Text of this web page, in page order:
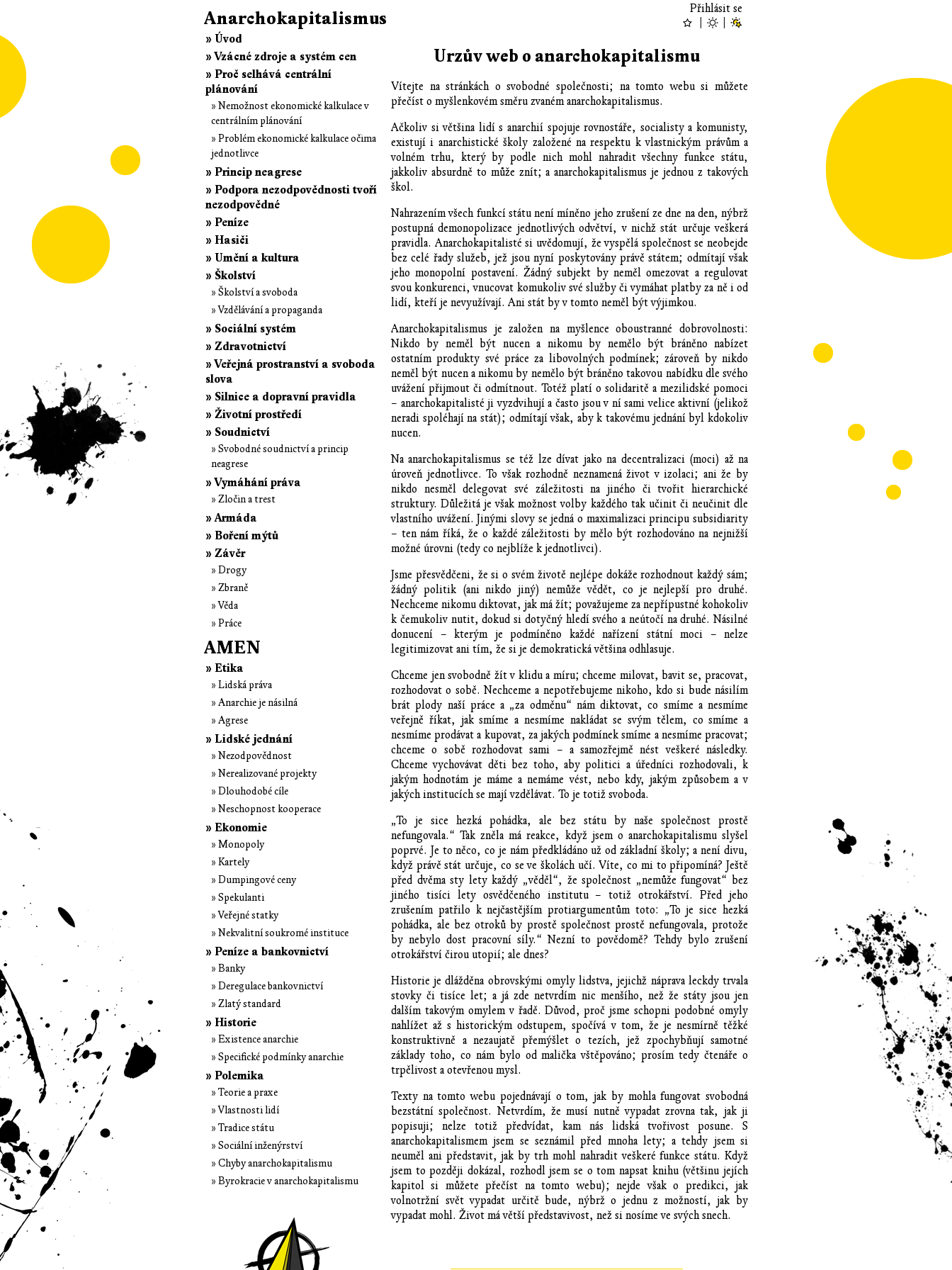
Přihlásit se
Urzův web o anarchokapitalismu
Vítejte na stránkách o svobodné společnosti; na tomto webu si můžete
přečíst o myšlenkovém směru zvaném anarchokapitalismus.
Ačkoliv si většina lidí s anarchií spojuje rovnostáře, socialisty a komunisty,
existují i anarchistické školy založené na respektu k vlastnickým právům a
volném trhu, který by podle nich mohl nahradit všechny funkce státu,
jakkoliv absurdně to může znít; a anarchokapitalismus je jednou z takových
škol.
Nahrazením všech funkcí státu není míněno jeho zrušení ze dne na den, nýbrž
postupná demonopolizace jednotlivých odvětví, v nichž stát určuje veškerá
pravidla. Anarchokapitalisté si uvědomují, že vyspělá společnost se neobejde
bez celé řady služeb, jež jsou nyní poskytovány právě státem; odmítají však
jeho monopolní postavení. Žádný subjekt by neměl omezovat a regulovat
svou konkurenci, vnucovat komukoliv své služby či vymáhat platby za ně i od
lidí, kteří je nevyužívají. Ani stát by v tomto neměl být výjimkou.
Anarchokapitalismus je založen na myšlence oboustranné dobrovolnosti:
Nikdo by neměl být nucen a nikomu by nemělo být bráněno nabízet
ostatním produkty své práce za libovolných podmínek; zároveň by nikdo
neměl být nucen a nikomu by nemělo být bráněno takovou nabídku dle svého
uvážení přijmout či odmítnout. Totéž platí o solidaritě a mezilidské pomoci
– anarchokapitalisté ji vyzdvihují a často jsou v ní sami velice aktivní (jelikož
neradi spoléhají na stát); odmítají však, aby k takovému jednání byl kdokoliv
nucen.
Na anarchokapitalismus se též lze dívat jako na decentralizaci (moci) až na
úroveň jednotlivce. To však rozhodně neznamená život v izolaci; ani že by
nikdo nesměl delegovat své záležitosti na jiného či tvořit hierarchické
struktury. Důležitá je však možnost volby každého tak učinit či neučinit dle
vlastního uvážení. Jinými slovy se jedná o maximalizaci principu subsidiarity
– ten nám říká, že o každé záležitosti by mělo být rozhodováno na nejnižší
možné úrovni (tedy co nejblíže k jednotlivci).
Jsme přesvědčeni, že si o svém životě nejlépe dokáže rozhodnout každý sám;
žádný politik (ani nikdo jiný) nemůže vědět, co je nejlepší pro druhé.
Nechceme nikomu diktovat, jak má žít; považujeme za nepřípustné kohokoliv
k čemukoliv nutit, dokud si dotyčný hledí svého a neútočí na druhé. Násilné
donucení – kterým je podmíněno každé nařízení státní moci – nelze
legitimizovat ani tím, že si je demokratická většina odhlasuje.
Chceme jen svobodně žít v klidu a míru; chceme milovat, bavit se, pracovat,
rozhodovat o sobě. Nechceme a nepotřebujeme nikoho, kdo si bude násilím
brát plody naší práce a „za odměnu“ nám diktovat, co smíme a nesmíme
veřejně říkat, jak smíme a nesmíme nakládat se svým tělem, co smíme a
nesmíme prodávat a kupovat, za jakých podmínek smíme a nesmíme pracovat;
chceme o sobě rozhodovat sami – a samozřejmě nést veškeré následky.
Chceme vychovávat děti bez toho, aby politici a úředníci rozhodovali, k
jakým hodnotám je máme a nemáme vést, nebo kdy, jakým způsobem a v
jakých institucích se mají vzdělávat. To je totiž svoboda.
„To je sice hezká pohádka, ale bez státu by naše společnost prostě
nefungovala.“ Tak zněla má reakce, když jsem o anarchokapitalismu slyšel
poprvé. Je to něco, co je nám předkládáno už od základní školy; a není divu,
když právě stát určuje, co se ve školách učí. Víte, co mi to připomíná? Ještě
před dvěma sty lety každý „věděl“, že společnost „nemůže fungovat“ bez
jiného tisíci lety osvědčeného institutu – totiž otrokářství. Před jeho
zrušením patřilo k nejčastějším protiargumentům toto: „To je sice hezká
pohádka, ale bez otroků by prostě společnost prostě nefungovala, protože
by nebylo dost pracovní síly.“ Nezní to povědomě? Tehdy bylo zrušení
otrokářství čirou utopií; ale dnes?
Historie je dlážděna obrovskými omyly lidstva, jejichž náprava leckdy trvala
stovky či tisíce let; a já zde netvrdím nic menšího, než že státy jsou jen
dalším takovým omylem v řadě. Důvod, proč jsme schopni podobné omyly
nahlížet až s historickým odstupem, spočívá v tom, že je nesmírně těžké
konstruktivně a nezaujatě přemýšlet o tezích, jež zpochybňují samotné
základy toho, co nám bylo od malička vštěpováno; prosím tedy čtenáře o
trpělivost a otevřenou mysl.
Texty na tomto webu pojednávají o tom, jak by mohla fungovat svobodná
bezstátní společnost. Netvrdím, že musí nutně vypadat zrovna tak, jak ji
popisuji; nelze totiž předvídat, kam nás lidská tvořivost posune. S
anarchokapitalismem jsem se seznámil před mnoha lety; a tehdy jsem si
neuměl ani představit, jak by trh mohl nahradit veškeré funkce státu. Když
jsem to později dokázal, rozhodl jsem se o tom napsat knihu (většinu jejích
kapitol si můžete přečíst na tomto webu); nejde však o predikci, jak
volnotržní svět vypadat určitě bude, nýbrž o jednu z možností, jak by
vypadat mohl. Život má větší představivost, než si nosíme ve svých snech.
Anarchokapitalismus
» Úvod
» Vzácné zdroje a systém cen
» Proč selhává centrální
plánování
» Nemožnost ekonomické kalkulace v
centrálním plánování
» Problém ekonomické kalkulace očima
jednotlivce
» Princip neagrese
» Podpora nezodpovědnosti tvoří
nezodpovědné
» Peníze
» Hasiči
» Umění a kultura
» Školství
» Školství a svoboda
» Vzdělávání a propaganda
» Sociální systém
» Zdravotnictví
» Veřejná prostranství a svoboda
slova
» Silnice a dopravní pravidla
» Životní prostředí
» Soudnictví
» Svobodné soudnictví a princip
neagrese
» Vymáhání práva
» Zločin a trest
» Armáda
» Boření mýtů
» Závěr
» Drogy
» Zbraně
» Věda
» Práce
AMEN
» Etika
» Lidská práva
» Anarchie je násilná
» Agrese
» Lidské jednání
» Nezodpovědnost
» Nerealizované projekty
» Dlouhodobé cíle
» Neschopnost kooperace
» Ekonomie
» Monopoly
» Kartely
» Dumpingové ceny
» Spekulanti
» Veřejné statky
» Nekvalitní soukromé instituce
» Peníze a bankovnictví
» Banky
» Deregulace bankovnictví
» Zlatý standard
» Historie
» Existence anarchie
» Specifické podmínky anarchie
» Polemika
» Teorie a praxe
» Vlastnosti lidí
» Tradice státu
» Sociální inženýrství
» Chyby anarchokapitalismu
» Byrokracie v anarchokapitalismu